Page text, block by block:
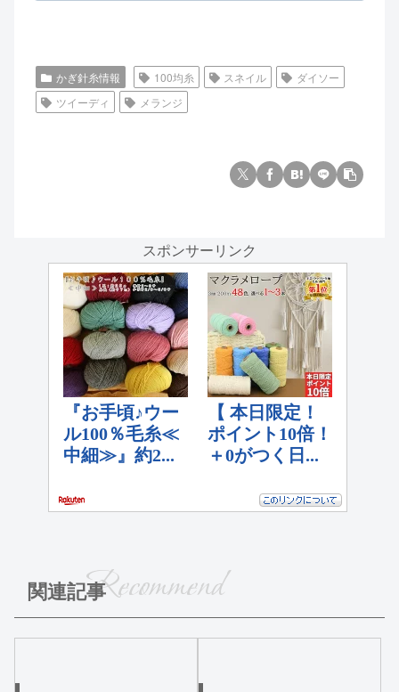
かぎ針糸情報 100均糸 スネイル
ダイソー
ツイーディ
メランジ
スポンサーリンク
関連記事Recommend